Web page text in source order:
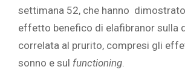
settimana 52, che hanno
effetto benefico di elafibranor sulla
correlata al prurito, compresi gli
sonno e sul functioning.